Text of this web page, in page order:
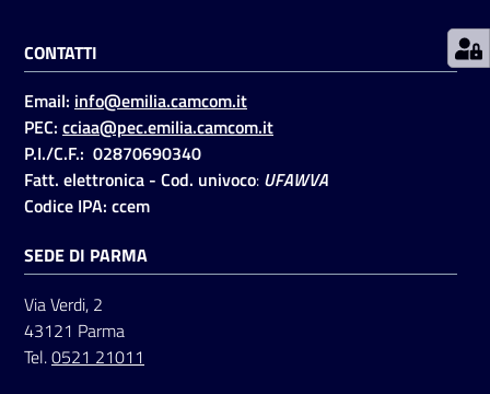
Pagamenti
Accedi
Registrati
CONTATTI
Email: info@emilia.camcom.it
PEC: cciaa@pec.emilia.camcom.it
P.I./C.F.: 02870690340
Fatt. elettronica - Cod. univoco: UFAWVA
Codice IPA: ccem
SEDE DI PARMA
Via Verdi, 2
43121 Parma
Tel.0521 21011